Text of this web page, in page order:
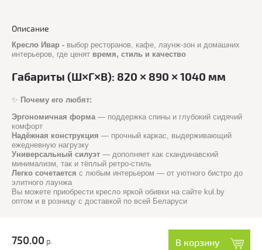
Описание
Кресло Ивар - выбор ресторанов, кафе, лаунж-зон и домашних
интерьеров, где ценят время, стиль и качество
Габариты (Ш×Г×В): 820 × 890 × 1040 мм
✨ Почему его любят:
Эргономичная форма— поддержка спины и глубокий сидячий
комфорт
Надёжная конструкция — прочный каркас, выдерживающий
ежедневную нагрузку
Универсальный силуэт — дополняет как скандинавский
минимализм, так и тёплый ретро-стиль
Легко сочетается с любым интерьером — от уютного бистро до
элитного лаунжа
Вы можете приобрести кресло яркой обивки на сайте kul.by
оптом и в розницу с доставкой по всей Беларуси
750.00 р. В корзину